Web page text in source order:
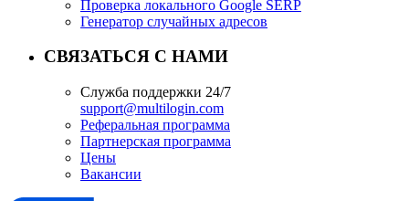
Проверка локального Google SERP
Генератор случайных адресов
СВЯЗАТЬСЯ С НАМИ
Служба поддержки 24/7
support@multilogin.com
Реферальная программа
Партнерская программа
Цены
Вакансии